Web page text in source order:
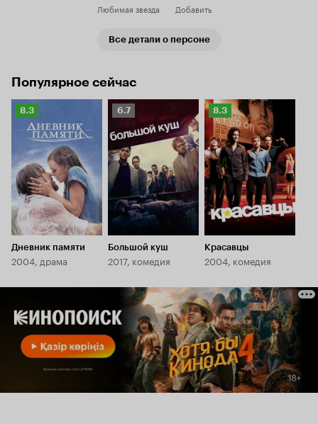
Любимая звезда Добавить
Все детали о персоне
Популярное сейчас
Рейтинг
Кинопоиска
8.3
8.3
Дневник памяти
2004, драма
Рейтинг
Кинопоиска
6.7
6.7
Большой куш
2017, комедия
Рейтинг
Кинопоиска
8.3
8.3
Красавцы
2004, комедия